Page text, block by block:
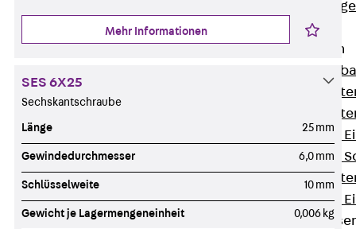
Einbaueinheiten
Nivellierbare
Nivellierbare
Nivellierbare
Mehr Informationen
SES 6X25
Sechskantschraube
Länge 25 mm
Gewindedurchmesser 6,0 mm
Schlüsselweite 10 mm
Gewicht je Lagermengeneinheit 0,006 kg